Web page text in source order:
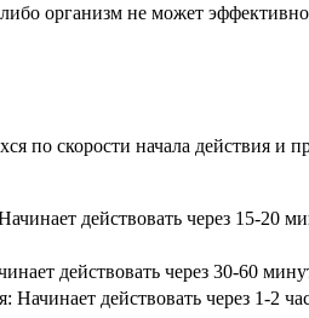
организм не может
по скорости начала действия
действовать через 15-20
действовать через 30-60
действовать через 1-2